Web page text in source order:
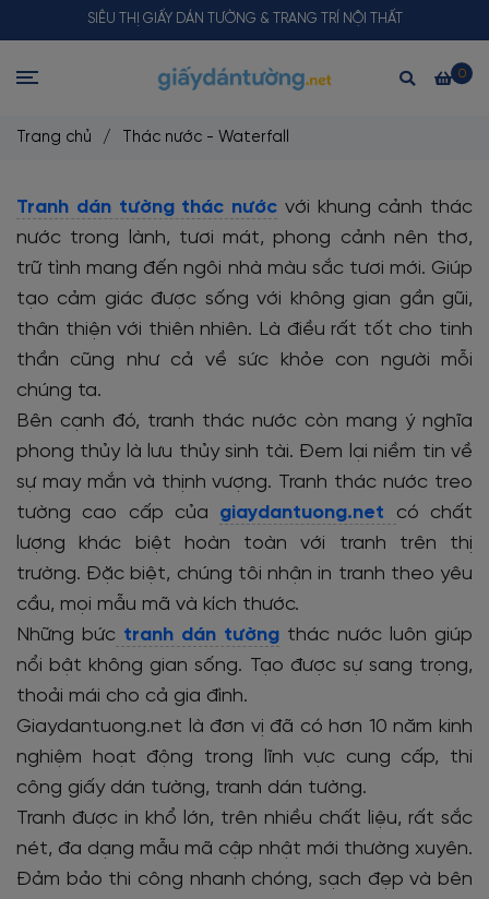
SIÊU THỊ GIẤY DÁN TƯỜNG & TRANG TRÍ NỘI THẤT
0
Trang chủ / Thác nước - Waterfall
Tranh dán tường thác nước với khung cảnh thác
nước trong lành, tươi mát, phong cảnh nên thơ,
trữ tình mang đến ngôi nhà màu sắc tươi mới. Giúp
tạo cảm giác được sống với không gian gần gũi,
thân thiện với thiên nhiên. Là điều rất tốt cho tinh
thần cũng như cả về sức khỏe con người mỗi
chúng ta.
Bên cạnh đó, tranh thác nước còn mang ý nghĩa
phong thủy là lưu thủy sinh tài. Đem lại niềm tin về
sự may mắn và thịnh vượng. Tranh thác nước treo
tường cao cấp của giaydantuong.net có chất
lượng khác biệt hoàn toàn với tranh trên thị
trường. Đặc biệt, chúng tôi nhận in tranh theo yêu
cầu, mọi mẫu mã và kích thước.
Những bức tranh dán tường thác nước luôn giúp
nổi bật không gian sống. Tạo được sự sang trọng,
thoải mái cho cả gia đình.
Giaydantuong.net là đơn vị đã có hơn 10 năm kinh
nghiệm hoạt động trong lĩnh vực cung cấp, thi
công giấy dán tường, tranh dán tường.
Tranh được in khổ lớn, trên nhiều chất liệu, rất sắc
nét, đa dạng mẫu mã cập nhật mới thường xuyên.
Đảm bảo thi công nhanh chóng, sạch đẹp và bên